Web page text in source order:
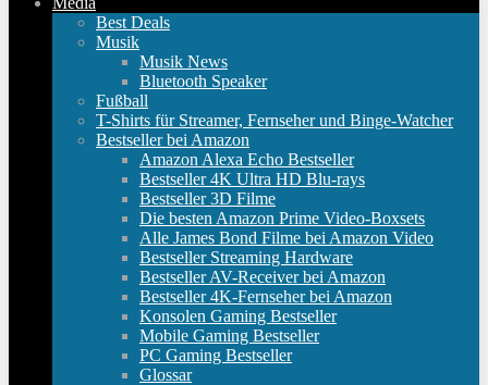
Best Deals
Musik
Musik News
Bluetooth Speaker
Fußball
T-Shirts für Streamer, Fernseher und Binge-Watcher
Bestseller bei Amazon
Amazon Alexa Echo Bestseller
Bestseller 4K Ultra HD Blu-rays
Bestseller 3D Filme
Die besten Amazon Prime Video-Boxsets
Alle James Bond Filme bei Amazon Video
Bestseller Streaming Hardware
Bestseller AV-Receiver bei Amazon
Bestseller 4K-Fernseher bei Amazon
Konsolen Gaming Bestseller
Mobile Gaming Bestseller
PC Gaming Bestseller
Glossar